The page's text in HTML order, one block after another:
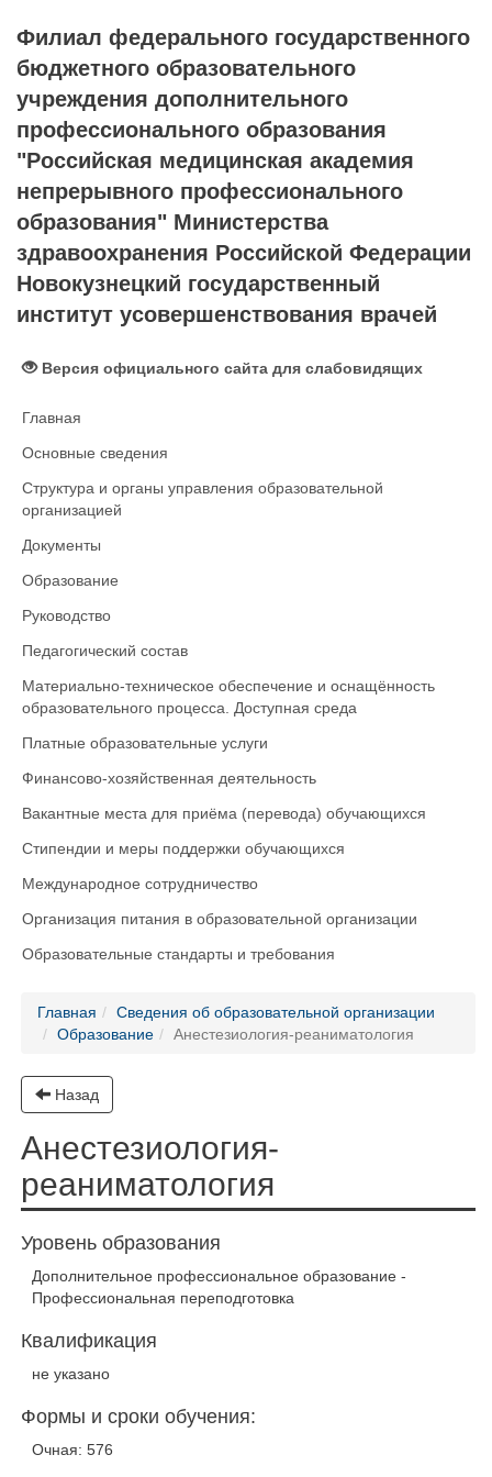
Филиал федерального государственного
бюджетного образовательного
учреждения дополнительного
профессионального образования
"Российская медицинская академия
непрерывного профессионального
образования" Министерства
здравоохранения Российской Федерации
Новокузнецкий государственный
институт усовершенствования врачей
Версия официального сайта для слабовидящих
Главная
Основные сведения
Структура и органы управления образовательной
организацией
Документы
Образование
Руководство
Педагогический состав
Материально-техническое обеспечение и оснащённость
образовательного процесса. Доступная среда
Платные образовательные услуги
Финансово-хозяйственная деятельность
Вакантные места для приёма (перевода) обучающихся
Стипендии и меры поддержки обучающихся
Международное сотрудничество
Организация питания в образовательной организации
Образовательные стандарты и требования
Главная
Сведения об образовательной организации
Образование
Анестезиология-реаниматология
Назад
Анестезиология-
реаниматология
Уровень образования
Дополнительное профессиональное образование -
Профессиональная переподготовка
Квалификация
не указано
Формы и сроки обучения:
Очная: 576